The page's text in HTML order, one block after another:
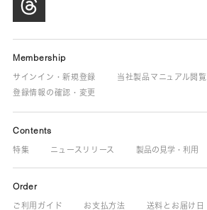
Membership
サインイン・新規登録
当社製品マニュアル閲覧
登録情報の確認・変更
Contents
特集 ニュースリリース 製品の見学・利用
Order
ご利用ガイド お支払方法 送料とお届け日